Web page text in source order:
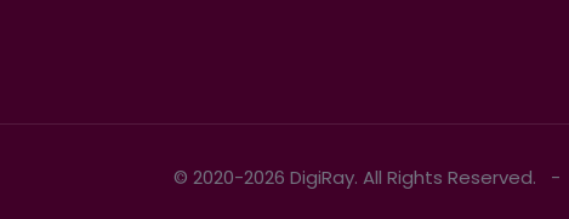
© 2020-2026 DigiRay. All Rights Reserved. -